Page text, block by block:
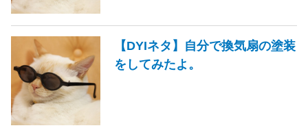
【DYIネタ】自分で換気扇の塗装
をしてみたよ。